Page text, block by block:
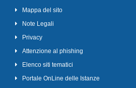
Mappa del sito
Note Legali
Privacy
Attenzione al phishing
Elenco siti tematici
Portale OnLine delle Istanze